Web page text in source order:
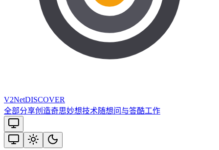
V2NetDISCOVER
全部分享创造奇思妙想技术随想问与答酷工作